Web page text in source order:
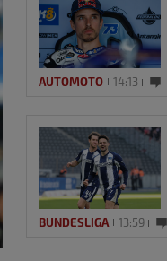
AUTOMOTO 14:13
BUNDESLIGA 13:59